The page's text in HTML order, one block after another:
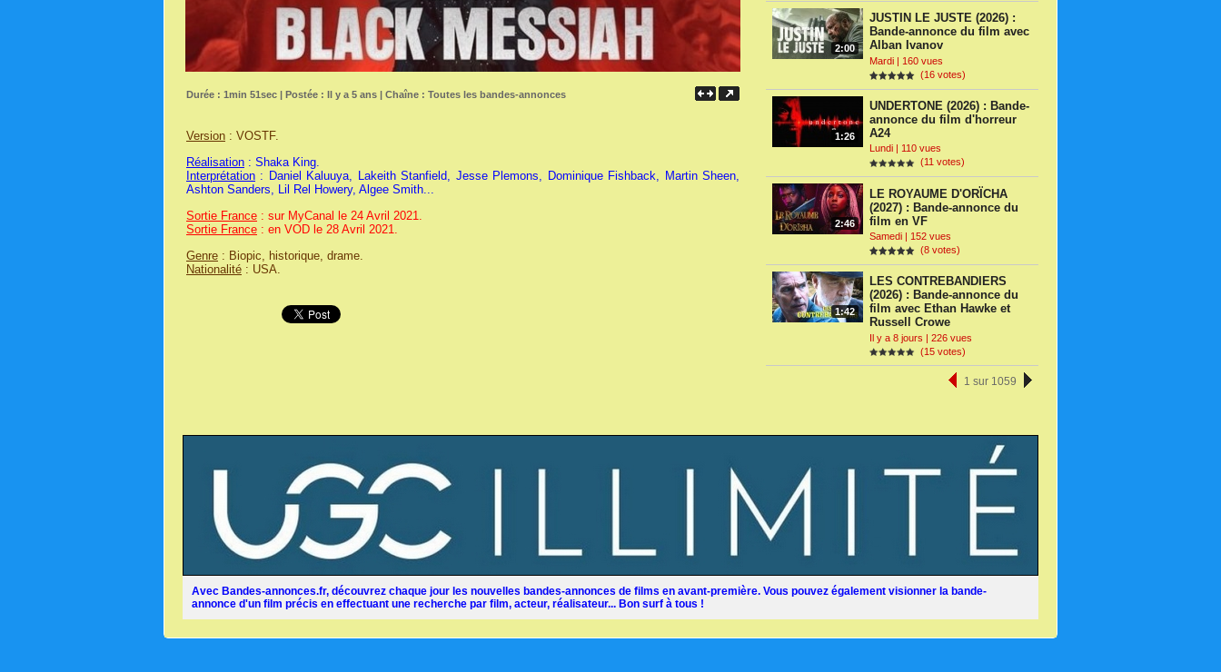
2:00
JUSTIN LE JUSTE (2026) :
Bande-annonce du film avec
Alban Ivanov
Mardi | 160 vues
(16 votes)
1:26
UNDERTONE (2026) : Bande-
annonce du film d'horreur
A24
Lundi | 110 vues
(11 votes)
2:46
LE ROYAUME D'ORÏCHA
(2027) : Bande-annonce du
film en VF
Samedi | 152 vues
(8 votes)
1:42
LES CONTREBANDIERS
(2026) : Bande-annonce du
film avec Ethan Hawke et
Russell Crowe
Il y a 8 jours | 226 vues
(15 votes)
1 sur 1059
Durée : 1min 51sec | Postée : Il y a 5 ans | Chaîne : Toutes les bandes-annonces
Version : VOSTF.
Réalisation : Shaka King.
Interprétation : Daniel Kaluuya, Lakeith Stanfield, Jesse Plemons, Dominique Fishback, Martin Sheen,
Ashton Sanders, Lil Rel Howery, Algee Smith...
Sortie France : sur MyCanal le 24 Avril 2021.
Sortie France : en VOD le 28 Avril 2021.
Genre : Biopic, historique, drame.
Nationalité : USA.
Avec Bandes-annonces.fr, découvrez chaque jour les nouvelles bandes-annonces de films en avant-première. Vous pouvez également visionner la bande-
annonce d'un film précis en effectuant une recherche par film, acteur, réalisateur... Bon surf à tous !